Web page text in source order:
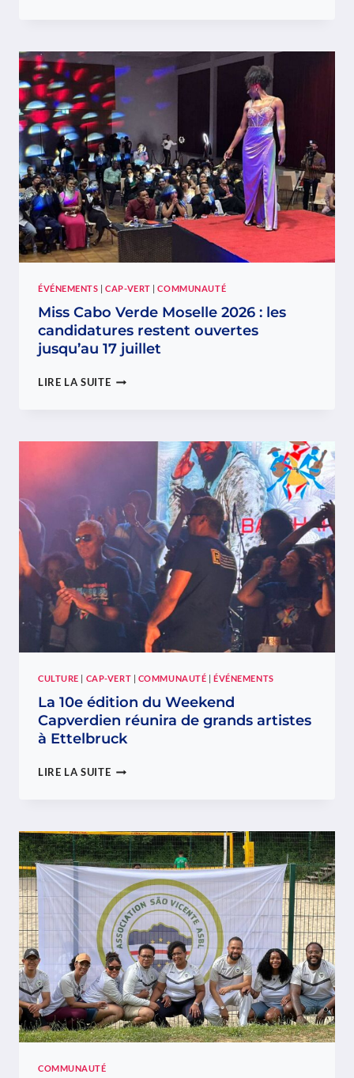
RODA,
LE
GROUPE
DE
DANSE
INCLUSIVE
ATTENDU
AU
WEEKEND
CAPVERDIEN,
CE
VENDREDI
?
ÉVÉNEMENTS |CAP-VERT |COMMUNAUTÉ
Miss Cabo Verde Moselle 2026 : les
candidatures restent ouvertes
jusqu’au 17 juillet
LIRE LA SUITEMISS
2026
CANDIDATURES
RESTENT
OUVERTES
JUSQU’AU
17
JUILLET
CULTURE | CAP-VERT | COMMUNAUTÉ |ÉVÉNEMENTS
La 10e édition du Weekend
Capverdien réunira de grands artistes
à Ettelbruck
LIRE LA SUITELA
WEEKEND
CAPVERDIEN
RÉUNIRA
DE
GRANDS
ARTISTES
À
ETTELBRUCK
COMMUNAUTÉ